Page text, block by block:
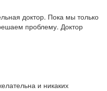
доктор. Пока мы только
проблему. Доктор
и никаких